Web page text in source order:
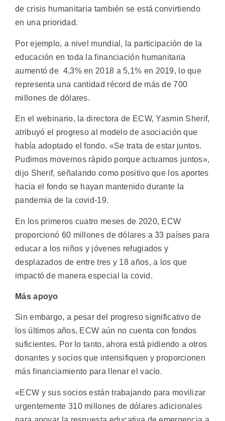
de crisis humanitaria también se está convirtiendo
en una prioridad.
Por ejemplo, a nivel mundial, la participación de la
educación en toda la financiación humanitaria
aumentó de 4,3% en 2018 a 5,1% en 2019, lo que
representa una cantidad récord de más de 700
millones de dólares.
En el webinario, la directora de ECW, Yasmin Sherif,
atribuyó el progreso al modelo de asociación que
había adoptado el fondo. «Se trata de estar juntos.
Pudimos movernos rápido porque actuamos juntos»,
dijo Sherif, señalando como positivo que los aportes
hacia el fondo se hayan mantenido durante la
pandemia de la covid-19.
En los primeros cuatro meses de 2020, ECW
proporcionó 60 millones de dólares a 33 países para
educar a los niños y jóvenes refugiados y
desplazados de entre tres y 18 años, a los que
impactó de manera especial la covid.
Más apoyo
Sin embargo, a pesar del progreso significativo de
los últimos años, ECW aún no cuenta con fondos
suficientes. Por lo tanto, ahora está pidiendo a otros
donantes y socios que intensifiquen y proporcionen
más financiamiento para llenar el vacío.
«ECW y sus socios están trabajando para movilizar
urgentemente 310 millones de dólares adicionales